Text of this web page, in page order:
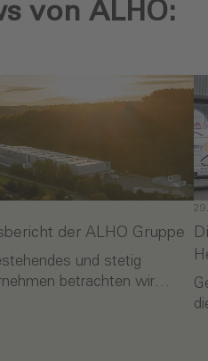
von ALHO:
der ALHO Gruppe
und stetig
betrachten wir…